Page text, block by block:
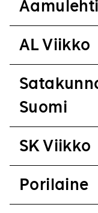
Aamulehti
AL Viikko
Suomi
SK Viikko
Porilaine